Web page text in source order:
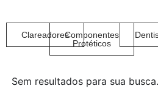
ClareadoresComponentes
Protéticos
Sem resultados para sua